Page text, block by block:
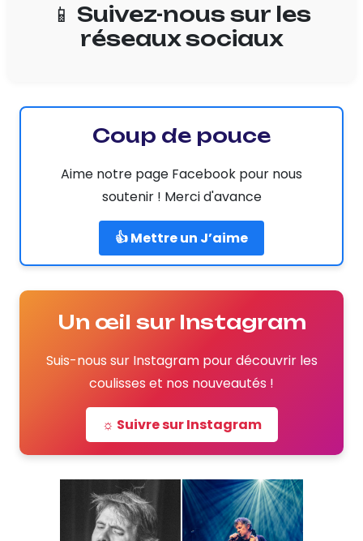
📱 Suivez-nous sur les
réseaux sociaux
Coup de pouce
Aime notre page Facebook pour nous
soutenir ! Merci d'avance
👍 Mettre un J’aime
Un œil sur Instagram
Suis-nous sur Instagram pour découvrir les
coulisses et nos nouveautés !
☼ Suivre sur Instagram